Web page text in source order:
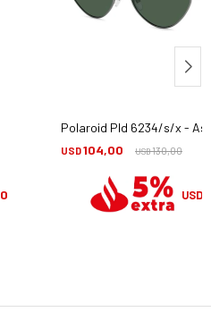
Polaroid Pld 6234/s/x -
USD104,00 USD130,00
USD